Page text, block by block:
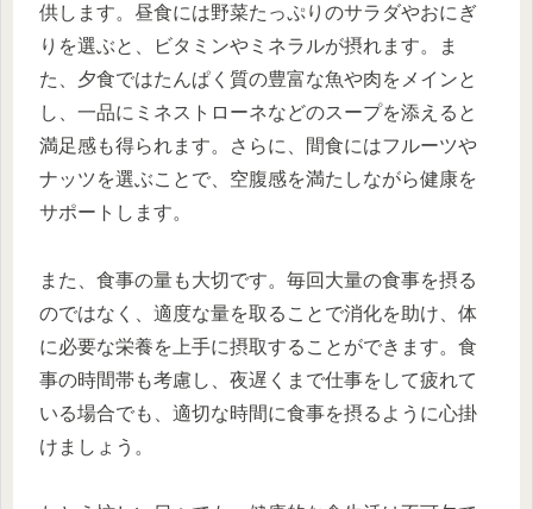
供します。昼食には野菜たっぷりのサラダやおにぎ
りを選ぶと、ビタミンやミネラルが摂れます。ま
た、夕食ではたんぱく質の豊富な魚や肉をメインと
し、一品にミネストローネなどのスープを添えると
満足感も得られます。さらに、間食にはフルーツや
ナッツを選ぶことで、空腹感を満たしながら健康を
サポートします。
また、食事の量も大切です。毎回大量の食事を摂る
のではなく、適度な量を取ることで消化を助け、体
に必要な栄養を上手に摂取することができます。食
事の時間帯も考慮し、夜遅くまで仕事をして疲れて
いる場合でも、適切な時間に食事を摂るように心掛
けましょう。